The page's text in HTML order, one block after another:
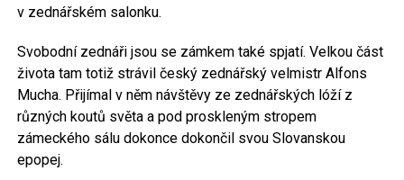
v zednářském salonku.
Svobodní zednáři jsou se zámkem také spjatí. Velkou část
života tam totiž strávil český zednářský velmistr Alfons
Mucha. Přijímal v něm návštěvy ze zednářských lóží z
různých koutů světa a pod proskleným stropem
zámeckého sálu dokonce dokončil svou Slovanskou
epopej.